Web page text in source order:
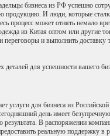
бизнеса из РФ успешно
И люди, которые
процесс может отнять немало
из Китая оптом или другие
переговоры и выполнить
деталей для успешности вашего
услуги для бизнеса из
день имеет
результата. В распоряжении
реальную поддержку в